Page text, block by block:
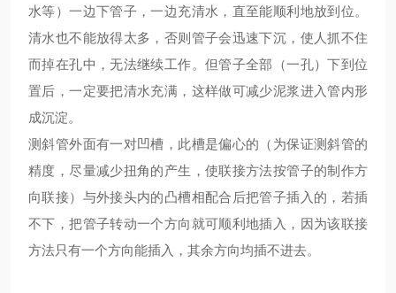
水等）一边下管子，一边充清水，直至能顺利地放到位。
清水也不能放得太多，否则管子会迅速下沉，使人抓不住
而掉在孔中，无法继续工作。但管子全部（一孔）下到位
置后，一定要把清水充满，这样做可减少泥浆进入管内形
成沉淀。
测斜管外面有一对凹槽，此槽是偏心的（为保证测斜管的
精度，尽量减少扭角的产生，使联接方法按管子的制作方
向联接）与外接头内的凸槽相配合后把管子插入的，若插
不下，把管子转动一个方向就可顺利地插入，因为该联接
方法只有一个方向能插入，其余方向均插不进去。